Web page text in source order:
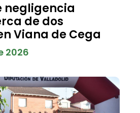
negligencia
de dos
Viana de Cega
2026